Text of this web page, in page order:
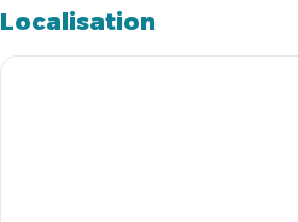
Localisation